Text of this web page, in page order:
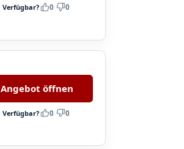
Verfügbar? 0 0
Angebot öffnen
Verfügbar? 0 0